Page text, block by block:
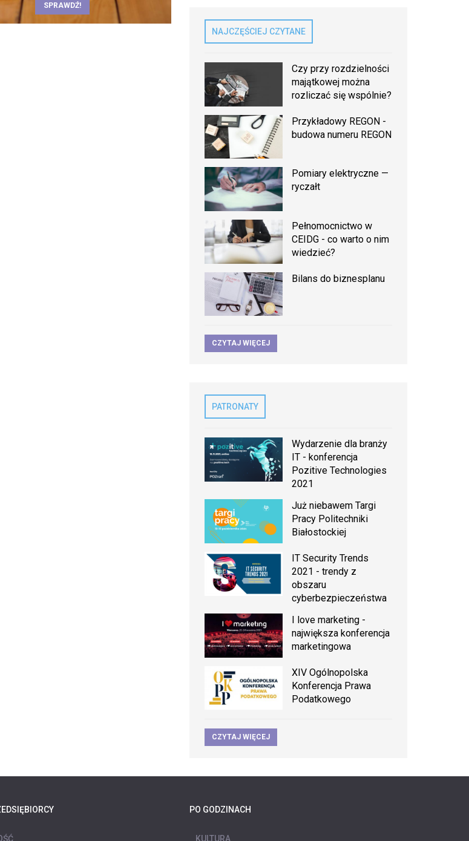
SPRAWDŹ!
NAJCZĘŚCIEJ CZYTANE
Czy przy rozdzielności
majątkowej można
rozliczać się wspólnie?
Przykładowy REGON -
budowa numeru REGON
Pomiary elektryczne —
ryczałt
Pełnomocnictwo w
CEIDG - co warto o nim
wiedzieć?
Bilans do biznesplanu
CZYTAJ WIĘCEJ
PATRONATY
Wydarzenie dla branży
IT - konferencja
Pozitive Technologies
2021
Już niebawem Targi
Pracy Politechniki
Białostockiej
IT Security Trends
2021 - trendy z
obszaru
cyberbezpieczeństwa
I love marketing -
największa konferencja
marketingowa
XIV Ogólnopolska
Konferencja Prawa
Podatkowego
CZYTAJ WIĘCEJ
PO GODZINACH
KULTURA